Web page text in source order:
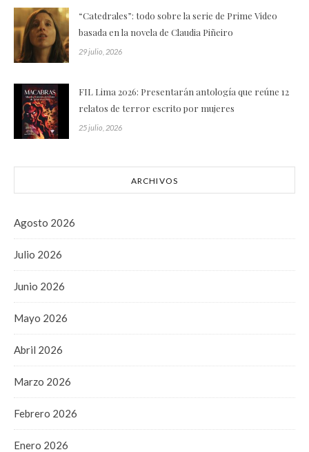
“Catedrales”: todo sobre la serie de Prime Video
basada en la novela de Claudia Piñeiro
29 julio, 2026
FIL Lima 2026: Presentarán antología que reúne 12
relatos de terror escrito por mujeres
25 julio, 2026
ARCHIVOS
Agosto 2026
Julio 2026
Junio 2026
Mayo 2026
Abril 2026
Marzo 2026
Febrero 2026
Enero 2026